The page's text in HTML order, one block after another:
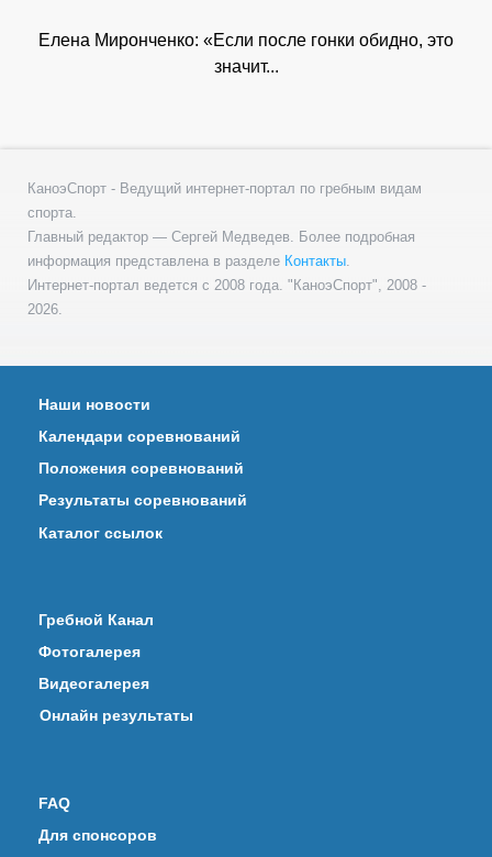
Елена Миронченко: «Если после гонки обидно, это
значит...
КаноэСпорт - Ведущий интернет-портал по гребным видам
спорта.
Главный редактор — Сергей Медведев. Более подробная
информация представлена в разделе Контакты
Интернет-портал ведется с 2008 года. "КаноэСпорт", 2008 -
2026.
Наши новости
Календари соревнований
Положения соревнований
Результаты соревнований
Каталог ссылок
Гребной Канал
Фотогалерея
Видеогалерея
Онлайн результаты
FAQ
Для спонсоров